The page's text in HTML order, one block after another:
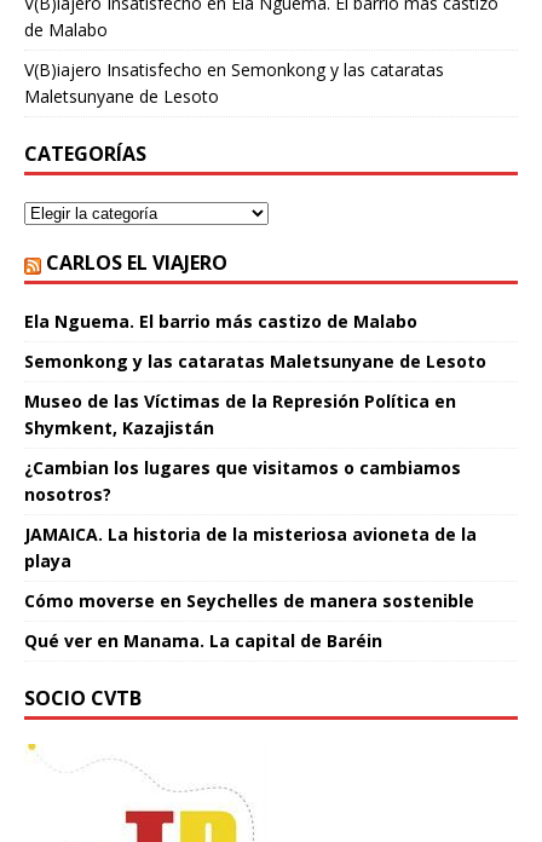
de Malabo
V(B)iajero Insatisfecho en Semonkong y las cataratas
Maletsunyane de Lesoto
CATEGORÍAS
CARLOS EL VIAJERO
Ela Nguema. El barrio más castizo de Malabo
Semonkong y las cataratas Maletsunyane de Lesoto
Museo de las Víctimas de la Represión Política en
Shymkent, Kazajistán
¿Cambian los lugares que visitamos o cambiamos
nosotros?
JAMAICA. La historia de la misteriosa avioneta de la
playa
Cómo moverse en Seychelles de manera sostenible
Qué ver en Manama. La capital de Baréin
SOCIO CVTB